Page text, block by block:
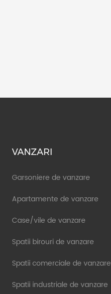
VANZARI
Garsoniere de vanzare
Apartamente de vanzare
Case/vile de vanzare
Spatii birouri de vanzare
Spatii comerciale de vanzare
Spatii industriale de vanzare